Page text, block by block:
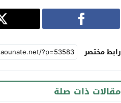
رابط مختصر
مقالات ذات صلة